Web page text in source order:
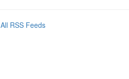
All RSS Feeds